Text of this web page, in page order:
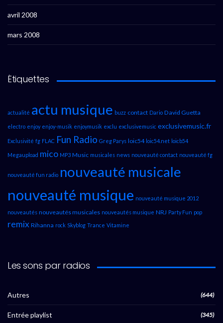
avril 2008
mars 2008
Étiquettes
actualité actu musique buzz contact Dario David Guetta
electro enjoy enjoy-musik enjoymusik exclu exclusivemusic exclusivemusic.fr
Exclusivité fg FLAC Fun Radio Greg Parys loic54 loic54.net loicb54
Megaupload mico MP3 Music musicales news nouveauté contact nouveauté fg
nouveauté fun radio nouveauté musicale
nouveauté musique nouveauté musique 2012
nouveautés nouveautés musicales nouveautés musique NRJ Party Fun pop
remix Rihanna rock Skyblog Trance Vitamine
Les sons par radios
Autres (644)
Entrée playlist (345)